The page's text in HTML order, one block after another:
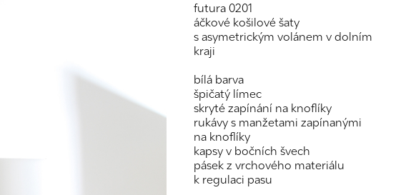
Next
futura 0201
áčkové košilové šaty
s asymetrickým volánem v dolním
kraji
bílá barva
špičatý límec
skryté zapínání na knoflíky
rukávy s manžetami zapínanými
na knoflíky
kapsy v bočních švech
pásek z vrchového materiálu
k regulaci pasu